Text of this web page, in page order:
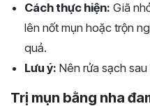
Cách thực hiện: Giã
lên nốt mụn hoặc trộn
quả.
Lưu ý: Nên rửa sạch
Trị mụn bằng nha